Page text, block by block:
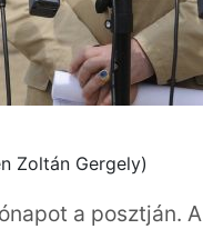
Zoltán Gergely)
a posztján. A